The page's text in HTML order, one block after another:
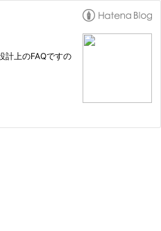
計上のFAQですの